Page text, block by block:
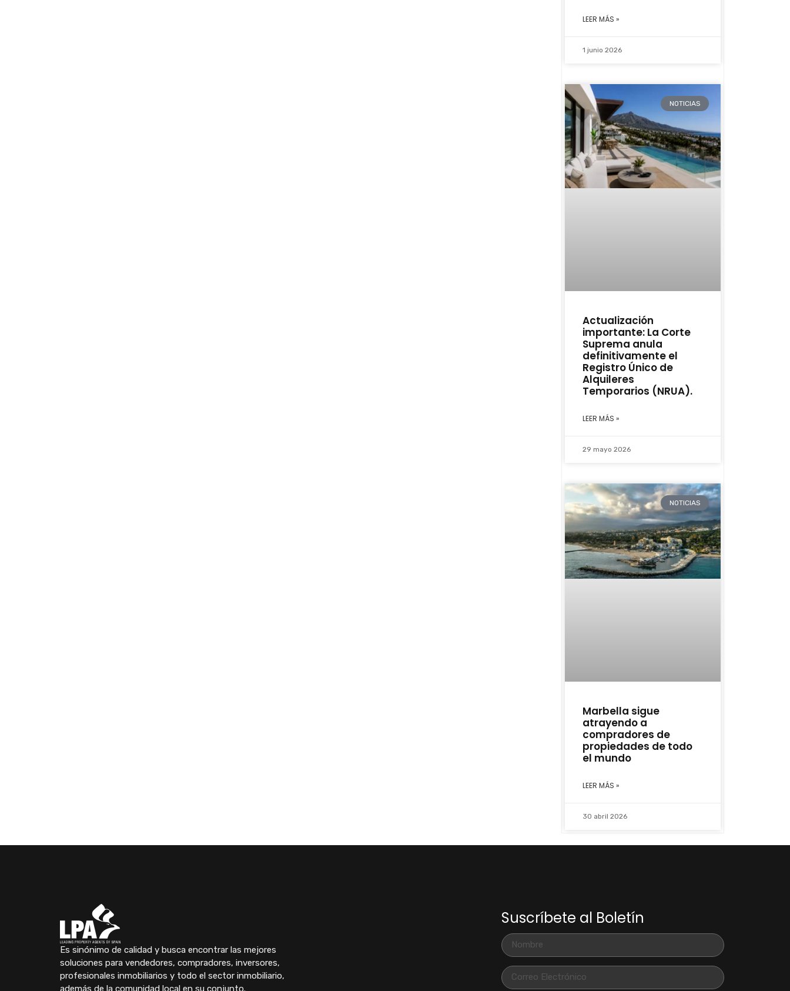
LEER MÁS »
1 junio 2026
NOTICIAS
Actualización
importante: La Corte
Suprema anula
definitivamente el
Registro Único de
Alquileres
Temporarios (NRUA).
LEER MÁS »
29 mayo 2026
NOTICIAS
Marbella sigue
atrayendo a
compradores de
propiedades de todo
el mundo
LEER MÁS »
30 abril 2026
Es sinónimo de calidad y busca encontrar las mejores
soluciones para vendedores, compradores, inversores,
profesionales inmobiliarios y todo el sector inmobiliario,
además de la comunidad local en su conjunto.
Suscríbete al Boletín